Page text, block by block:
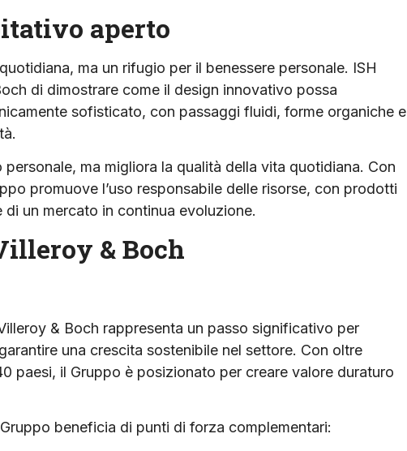
aperto
ma un rifugio per il benessere personale. ISH
di dimostrare come il design innovativo possa
sofisticato, con passaggi fluidi, forme organiche e
ma migliora la qualità della vita quotidiana. Con
promuove l’uso responsabile delle risorse, con prodotti
di un mercato in continua evoluzione.
& Boch
& Boch rappresenta un passo significativo per
una crescita sostenibile nel settore. Con oltre
paesi, il Gruppo è posizionato per creare valore duraturo
beneficia di punti di forza complementari: